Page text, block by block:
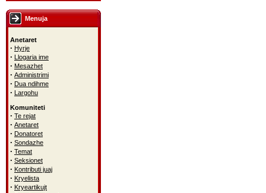
Menuja
Anetaret
· Hyrje
· Llogaria ime
· Mesazhet
· Administrimi
· Dua ndihme
· Largohu
Komuniteti
· Te rejat
· Anetaret
· Donatoret
· Sondazhe
· Temat
· Seksionet
· Kontributi juaj
· Kryelista
· Kryeartikujt